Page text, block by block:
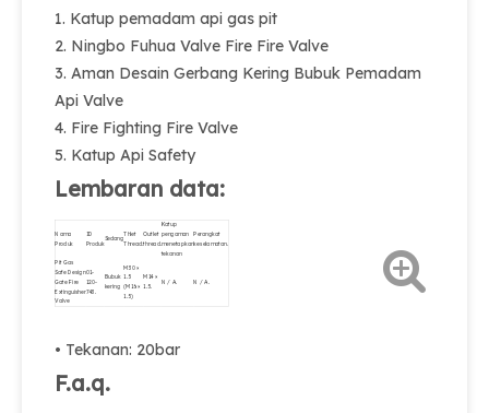
1. Katup pemadam api gas pit
2. Ningbo Fuhua Valve Fire Fire Valve
3. Aman Desain Gerbang Kering Bubuk Pemadam
Api Valve
4. Fire Fighting Fire Valve
5. Katup Api Safety
Lembaran data:
Nama
Produk
ID
Produk
Sedang
Thlet
Thread.
Outlet
thread.
Katup
pengaman
menetapkan
tekanan
Perangkat
keselamatan.
Pit Gas
Safe Design
Gate Fire
Extinguisher
Valve
01-
120-
743.
Bubuk
kering
M30 ×
1.5
(M16 ×
1.5)
M14 ×
1.5.
N / A. N / A.
• Tekanan: 20bar
F.a.q.